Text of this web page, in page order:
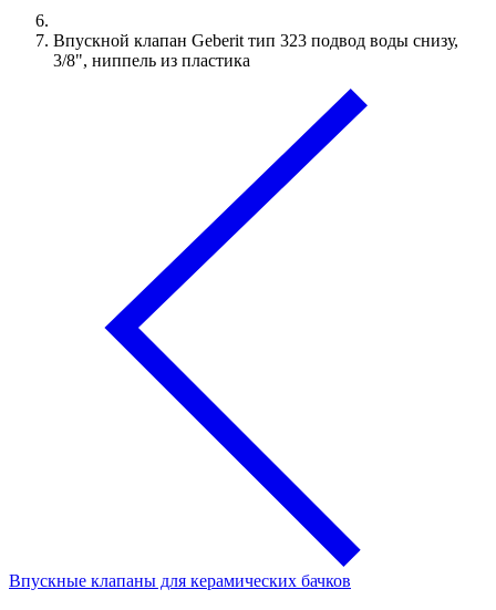
Впускной клапан Geberit тип 323 подвод воды снизу,
3/8", ниппель из пластика
Впускные клапаны для керамических бачков